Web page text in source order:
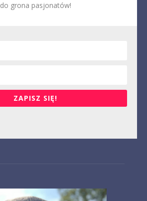
do grona pasjonatów!
ZAPISZ SIĘ!